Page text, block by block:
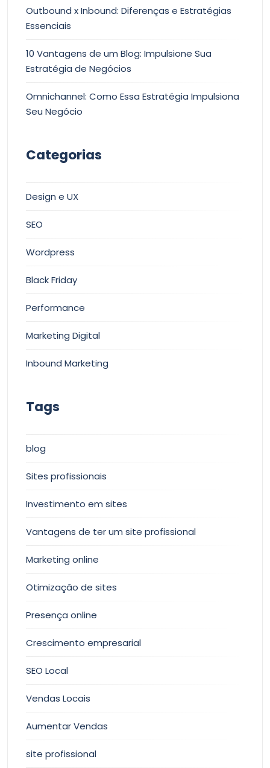
Outbound x Inbound: Diferenças e Estratégias
Essenciais
10 Vantagens de um Blog: Impulsione Sua
Estratégia de Negócios
Omnichannel: Como Essa Estratégia Impulsiona
Seu Negócio
Categorias
Design e UX
SEO
Wordpress
Black Friday
Performance
Marketing Digital
Inbound Marketing
Tags
blog
Sites profissionais
Investimento em sites
Vantagens de ter um site profissional
Marketing online
Otimização de sites
Presença online
Crescimento empresarial
SEO Local
Vendas Locais
Aumentar Vendas
site profissional